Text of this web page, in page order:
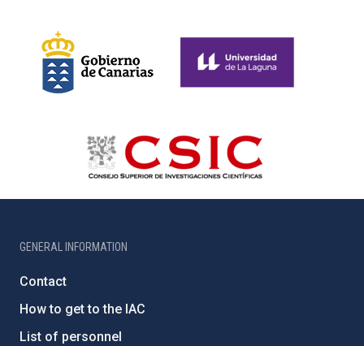
GENERAL INFORMATION
Contact
How to get to the IAC
List of personnel